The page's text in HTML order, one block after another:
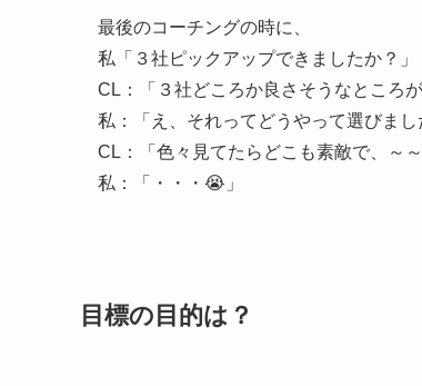
最後のコーチングの時に、
私「３社ピックアップできましたか？」
CL：「３社どころか良さそうなところ
私：「え、それってどうやって選びまし
CL：「色々見てたらどこも素敵で、～
私：「・・・😭」
目標の目的は？